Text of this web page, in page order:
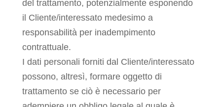
del trattamento, potenzialmente esponendo
il Cliente/interessato medesimo a
responsabilità per inadempimento
contrattuale.
I dati personali forniti dal Cliente/interessato
possono, altresì, formare oggetto di
trattamento se ciò è necessario per